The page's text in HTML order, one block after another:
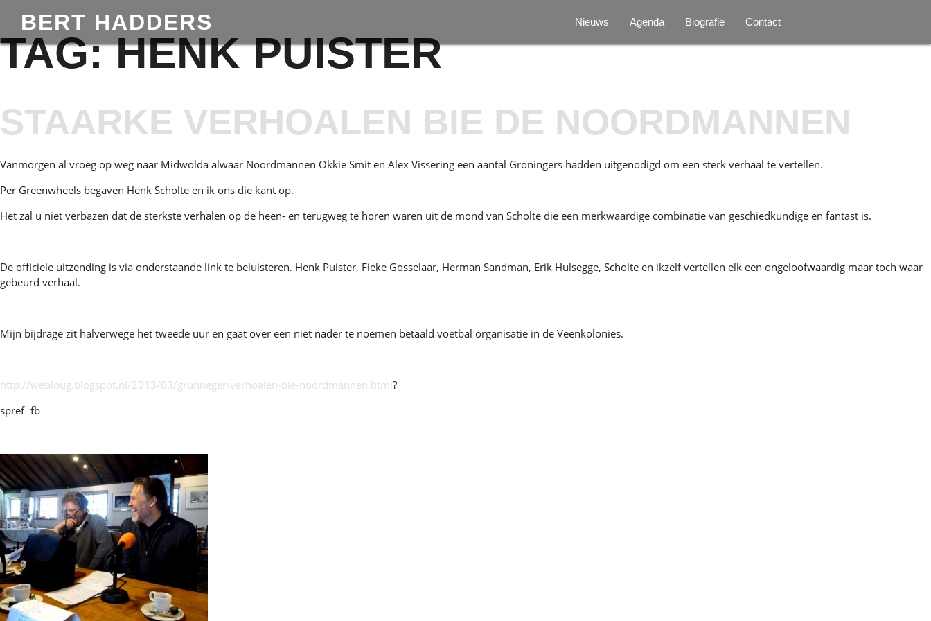
BERT HADDERS Nieuws Agenda Biografie Contact
TAG:HENK PUISTER
STAARKE VERHOALEN BIE DE NOORDMANNEN
Vanmorgen al vroeg op weg naar Midwolda alwaar Noordmannen Okkie Smit en Alex Vissering een aantal Groningers hadden uitgenodigd om een sterk verhaal te vertellen.
Per Greenwheels begaven Henk Scholte en ik ons die kant op.
Het zal u niet verbazen dat de sterkste verhalen op de heen- en terugweg te horen waren uit de mond van Scholte die een merkwaardige combinatie van geschiedkundige en fantast is.
De officiele uitzending is via onderstaande link te beluisteren. Henk Puister, Fieke Gosselaar, Herman Sandman, Erik Hulsegge, Scholte en ikzelf vertellen elk een ongeloofwaardig maar toch waar
gebeurd verhaal.
Mijn bijdrage zit halverwege het tweede uur en gaat over een niet nader te noemen betaald voetbal organisatie in de Veenkolonies.
http://webloug.blogspot.nl/2013/03/grunneger-verhoalen-bie-noordmannen.html ?
spref=fb